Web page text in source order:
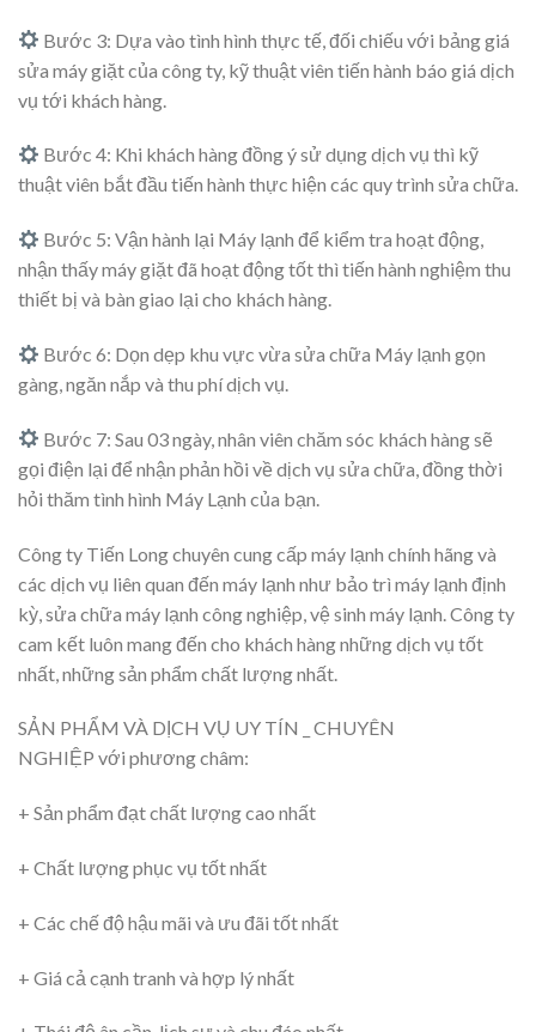
Bước 3: Dựa vào tình hình thực tế, đối chiếu với bảng giá
sửa máy giặt của công ty, kỹ thuật viên tiến hành báo giá dịch
vụ tới khách hàng.
Bước 4: Khi khách hàng đồng ý sử dụng dịch vụ thì kỹ
thuật viên bắt đầu tiến hành thực hiện các quy trình sửa chữa.
Bước 5: Vận hành lại Máy lạnh để kiểm tra hoạt động,
nhận thấy máy giặt đã hoạt động tốt thì tiến hành nghiệm thu
thiết bị và bàn giao lại cho khách hàng.
Bước 6: Dọn dẹp khu vực vừa sửa chữa Máy lạnh gọn
gàng, ngăn nắp và thu phí dịch vụ.
Bước 7: Sau 03 ngày, nhân viên chăm sóc khách hàng sẽ
gọi điện lại để nhận phản hồi về dịch vụ sửa chữa, đồng thời
hỏi thăm tình hình Máy Lạnh của bạn.
Công ty Tiến Long chuyên cung cấp máy lạnh chính hãng và
các dịch vụ liên quan đến máy lạnh như bảo trì máy lạnh định
kỳ, sửa chữa máy lạnh công nghiệp, vệ sinh máy lạnh. Công ty
cam kết luôn mang đến cho khách hàng những dịch vụ tốt
nhất, những sản phẩm chất lượng nhất.
SẢN PHẨM VÀ DỊCH VỤ UY TÍN _ CHUYÊN
NGHIỆP với phương châm:
+ Sản phẩm đạt chất lượng cao nhất
+ Chất lượng phục vụ tốt nhất
+ Các chế độ hậu mãi và ưu đãi tốt nhất
+ Giá cả cạnh tranh và hợp lý nhất